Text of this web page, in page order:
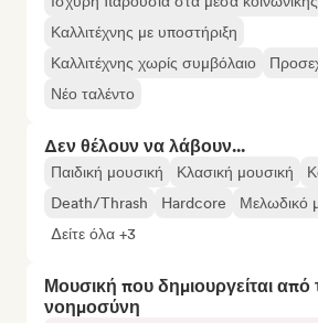
Καλλιτέχνης με υποστήριξη
Καλλιτέχνης χωρίς συμβόλαιο
Νέο ταλέντο
Δεν θέλουν να λάβουν...
Παιδική μουσική Κλασική μουσική
Death/Thrash
Hardcore
Μελωδικό
Δείτε όλα +3
Μουσική που δημιουργείται από
νοημοσύνη